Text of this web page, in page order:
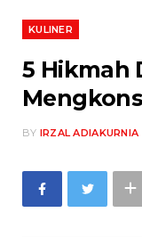
KULINER
5 Hikmah
BY IRZAL ADIAKURNIA